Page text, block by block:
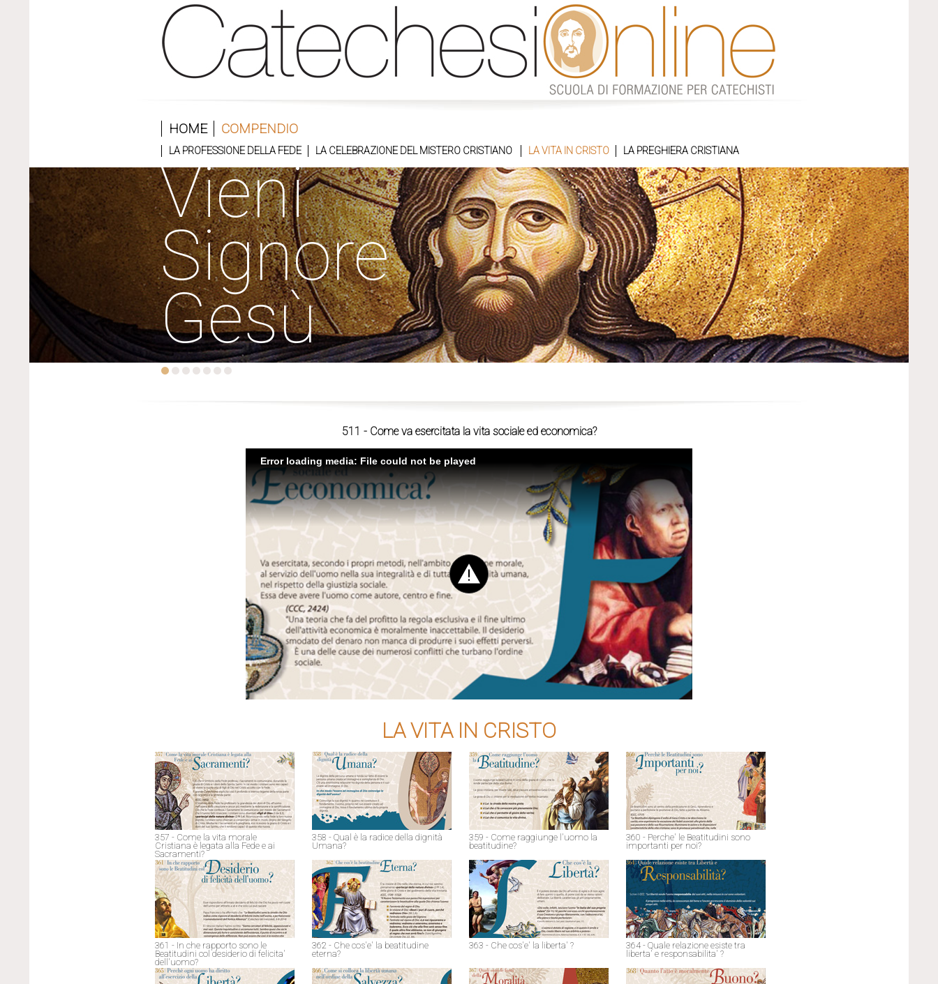
HOME COMPENDIO
LA PROFESSIONE DELLA FEDE LA CELEBRAZIONE DEL MISTERO CRISTIANO LA VITA IN CRISTO LA PREGHIERA CRISTIANA
Vieni
Signore
Gesù
511 - Come va esercitata la vita sociale ed economica?
Error loading media: File could not be played
LA VITA IN CRISTO
357 - Come la vita morale
Cristiana è legata alla Fede e ai
Sacramenti?
358 - Qual è la radice della dignità
Umana?
359 - Come raggiunge l'uomo la
beatitudine?
360 - Perche' le Beatitudini sono
importanti per noi?
361 - In che rapporto sono le
Beatitudini col desiderio di felicita'
dell'uomo?
362 - Che cos'e' la beatitudine
eterna?
363 - Che cos'e' la liberta' ?
364 - Quale relazione esiste tra
liberta' e responsabilita' ?